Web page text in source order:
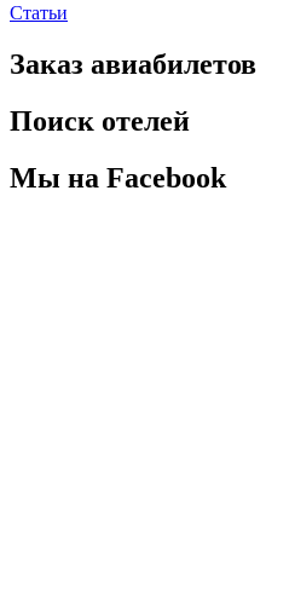
Статьи
Заказ авиабилетов
Поиск отелей
Мы на Facebook